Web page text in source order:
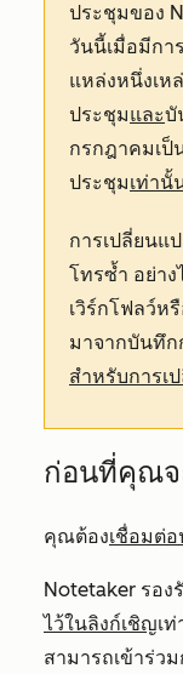
ประชุมของ
วันนี้เมื่อมีกา
แหล่งหนึ่งเห
ประชุมและบั
กรกฎาคมเป็
ประชุมเท่านั้
การเปลี่ยนแ
โทรซ้ำ อย่า
เวิร์กโฟลว์ห
มาจากบันทึก
สำหรับการเ
ก่อนที่คุณจ
คุณต้องเชื่อมต่
Notetaker รอง
ไว้ในลิงก์เชิญเ
สามารถเข้าร่ว